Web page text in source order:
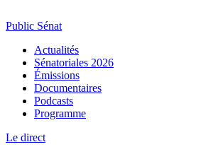
Public Sénat
Actualités
Sénatoriales 2026
Émissions
Documentaires
Podcasts
Programme
Le direct